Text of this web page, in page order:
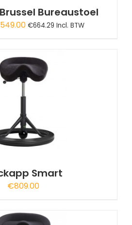
Bureaustoel
549.00Huidige
€549.00.
€664.29 Incl. BTW
Smart
€809.00